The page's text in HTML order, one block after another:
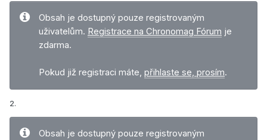
Obsah je dostupný pouze registrovaným
uživatelům. Registrace na Chronomag Fórum je
zdarma.
Pokud již registraci máte, přihlaste se, prosím.
2.
Obsah je dostupný pouze registrovaným